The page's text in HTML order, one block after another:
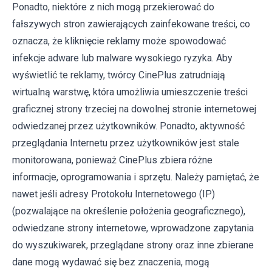
Ponadto, niektóre z nich mogą przekierować do
fałszywych stron zawierających zainfekowane treści, co
oznacza, że ​​kliknięcie reklamy może spowodować
infekcje adware lub malware wysokiego ryzyka. Aby
wyświetlić te reklamy, twórcy CinePlus zatrudniają
wirtualną warstwę, która umożliwia umieszczenie treści
graficznej strony trzeciej na dowolnej stronie internetowej
odwiedzanej przez użytkowników. Ponadto, aktywność
przeglądania Internetu przez użytkowników jest stale
monitorowana, ponieważ CinePlus zbiera różne
informacje, oprogramowania i sprzętu. Należy pamiętać, że
nawet jeśli adresy Protokołu Internetowego (IP)
(pozwalające na określenie położenia geograficznego),
odwiedzane strony internetowe, wprowadzone zapytania
do wyszukiwarek, przeglądane strony oraz inne zbierane
dane mogą wydawać się bez znaczenia, mogą